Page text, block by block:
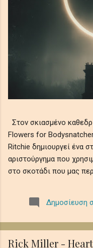
Στον σκιασμένο
Flowers for
Ritchie δημιουργεί ένα
αριστούργημα που
στο σκοτάδι που μας
πιάνου και
αδυσώπητη φθορά του
της ύπαρξης εν μέσω
κοσμικής λήθης. Αυτό το
Δημοσίευση
Rick Miller - Heart